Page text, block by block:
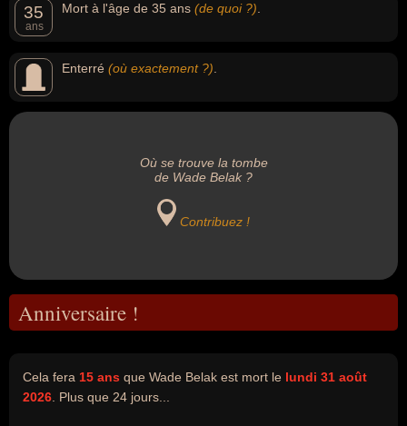
35
ans
Mort à l'âge de 35 ans (de quoi ?)
Enterré (où exactement ?)
Où se trouve la tombe
de Wade Belak ?
Contribuez !
Anniversaire !
Cela fera 15 ans que Wade Belak est mort le lundi 31 août
2026 . Plus que 24 jours...